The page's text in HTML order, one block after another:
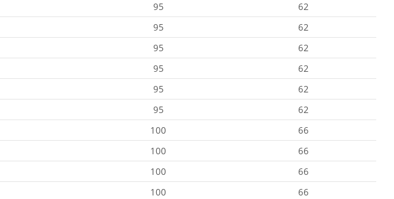
95
62
95
62
95
62
95
62
95
62
95
62
100
66
100
66
100
66
100
66